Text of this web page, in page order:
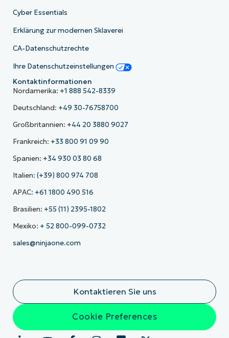
Cyber Essentials
Erklärung zur modernen Sklaverei
CA-Datenschutzrechte
Ihre Datenschutzeinstellungen
Kontaktinformationen
Nordamerika: +1 888 542-8339
Deutschland: +49 30-76758700
Großbritannien: +44 20 3880 9027
Frankreich: +33 800 91 09 90
Spanien: +34 930 03 80 68
Italien: (+39) 800 974 708
APAC: +61 1800 490 516
Brasilien: +55 (11) 2395-1802
Mexiko: + 52 800-099-0732
sales@ninjaone.com
Kontaktieren Sie uns
Cookie Preferences